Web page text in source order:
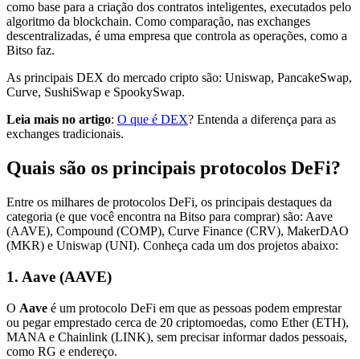
como base para a criação dos contratos inteligentes, executados pelo
algoritmo da blockchain. Como comparação, nas exchanges
descentralizadas, é uma empresa que controla as operações, como a
Bitso faz.
As principais DEX do mercado cripto são: Uniswap, PancakeSwap,
Curve, SushiSwap e SpookySwap.
Leia mais no artigo: O que é DEX? Entenda a diferença para as
exchanges tradicionais.
Quais são os principais protocolos DeFi?
Entre os milhares de protocolos DeFi, os principais destaques da
categoria (e que você encontra na Bitso para comprar) são: Aave
(AAVE), Compound (COMP), Curve Finance (CRV), MakerDAO
(MKR) e Uniswap (UNI). Conheça cada um dos projetos abaixo:
1. Aave (AAVE)
O Aave é um protocolo DeFi em que as pessoas podem emprestar
ou pegar emprestado cerca de 20 criptomoedas, como Ether (ETH),
MANA e Chainlink (LINK), sem precisar informar dados pessoais,
como RG e endereço.